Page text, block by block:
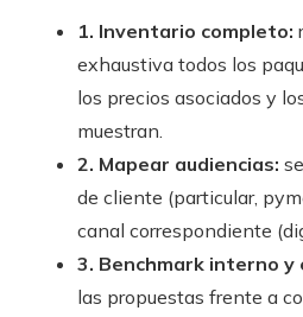
1. Inventario completo:
exhaustiva todos los
los precios asociados y
muestran.
2. Mapear audiencias:
de cliente (particular,
canal correspondiente
3. Benchmark interno y
las propuestas frente a